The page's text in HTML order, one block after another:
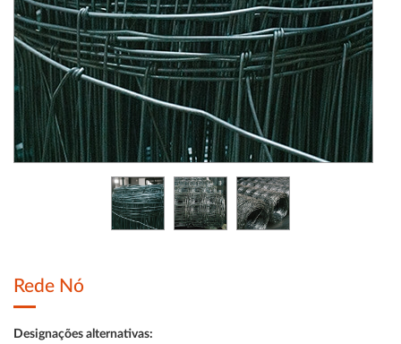
Rede Nó
Designações alternativas: